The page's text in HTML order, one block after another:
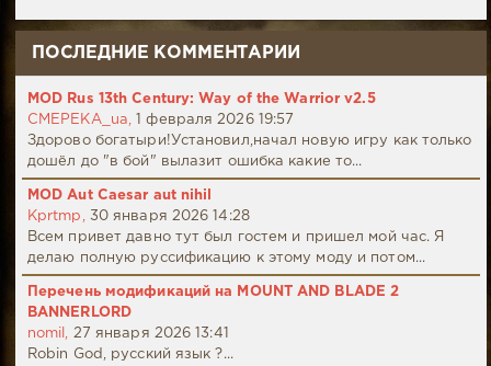
ПОСЛЕДНИЕ КОММЕНТАРИИ
MOD Rus 13th Century: Way of the Warrior v2.5
CMEPEKA_ua,
1 февраля 2026 19:57
Здорово богатыри!Установил,начал новую игру как только
дошёл до "в бой" вылазит ошибка какие то...
MOD Aut Caesar aut nihil
Kprtmp,
30 января 2026 14:28
Всем привет давно тут был гостем и пришел мой час. Я
делаю полную руссификацию к этому моду и потом...
Перечень модификаций на MOUNT AND BLADE 2
BANNERLORD
nomil,
27 января 2026 13:41
Robin God, русский язык ?...